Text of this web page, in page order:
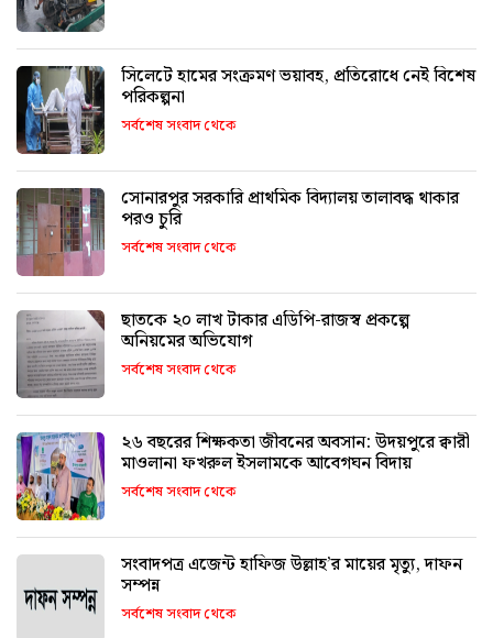
সিলেটে হামের সংক্রমণ ভয়াবহ, প্রতিরোধে নেই বিশেষ
পরিকল্পনা
সর্বশেষ সংবাদ থেকে
সোনারপুর সরকারি প্রাথমিক বিদ্যালয় তালাবদ্ধ থাকার
পরও চুরি
সর্বশেষ সংবাদ থেকে
ছাতকে ২০ লাখ টাকার এডিপি-রাজস্ব প্রকল্পে
অনিয়মের অভিযোগ
সর্বশেষ সংবাদ থেকে
২৬ বছরের শিক্ষকতা জীবনের অবসান: উদয়পুরে ক্বারী
মাওলানা ফখরুল ইসলামকে আবেগঘন বিদায়
সর্বশেষ সংবাদ থেকে
সংবাদপত্র এজেন্ট হাফিজ উল্লাহ’র মায়ের মৃত্যু, দাফন
সম্পন্ন
সর্বশেষ সংবাদ থেকে